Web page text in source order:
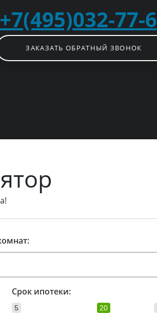
+7(495)032-77-
ЗАКАЗАТЬ ОБРАТНЫЙ ЗВОНОК
Срок ипотеки:
5 20